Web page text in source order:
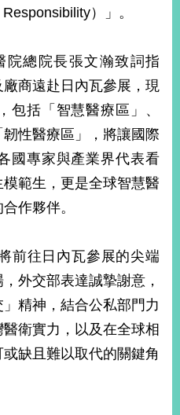
）」。
院總院長張文瀚致詞指
商遠赴日內瓦參展，現
包括「智慧醫療區」、
韌性醫療區」，將讓國際
國專家與產業界代表看
範生，更是全球智慧醫
作夥伴。
前往日內瓦參展的尖端
外交部表達誠摯謝意，
精神，結合公私部門力
衛實力，以及在全球相
缺且難以取代的關鍵角